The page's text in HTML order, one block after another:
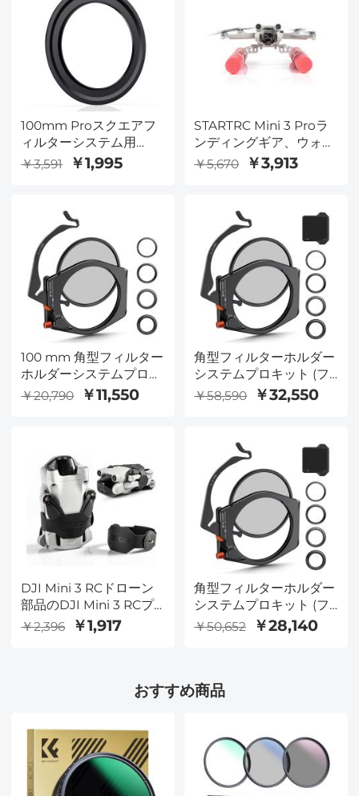
100mm Proスクエアフ
ィルターシステム用
62mmアダプターリン
￥3,591 ￥1,995
STARTRC Mini 3 Proラ
ンディングギア、ウォー
ターランディングギアト
DJI Mini 3 Proアクセサ
￥5,670 ￥3,913
100 mm 角型フィルター
ホルダーシステムプロキ
ット、95 mm CPLフィ
ルター、67/72/77/82
￥20,790 ￥11,550
角型フィルターホルダー
システムプロキット (フ
ィルターホルダー +
95mm 円偏光子 + 角型
ND8 + ND64 + 4 フィル
ターアダプターリング)
カメラレンズ用
￥58,590 ￥32,550
DJI Mini 3 RCドローン
部品のDJI Mini 3 RCプ
ロペラブラケット、プロ
ペラ保護テーププロテク
￥2,396 ￥1,917
角型フィルターホルダー
システムプロキット (フ
ィルターホルダー +
95mm 円偏光子 + 角型
カメラレンズ用フィルタ
￥50,652 ￥28,140
おすすめ商品